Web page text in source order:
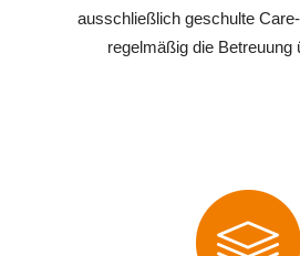
ausschließlich geschulte
regelmäßig die Betreuung